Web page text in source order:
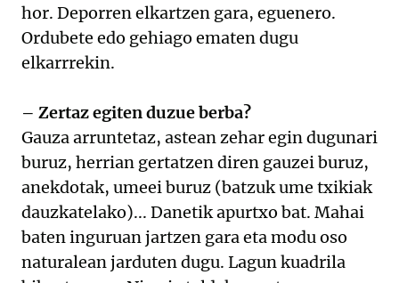
hor. Deporren elkartzen gara, eguenero.
Ordubete edo gehiago ematen dugu
elkarrrekin.
– Zertaz egiten duzue berba?
Gauza arruntetaz, astean zehar egin dugunari
buruz, herrian gertatzen diren gauzei buruz,
anekdotak, umeei buruz (batzuk ume txikiak
dauzkatelako)... Danetik apurtxo bat. Mahai
baten inguruan jartzen gara eta modu oso
naturalean jarduten dugu. Lagun kuadrila